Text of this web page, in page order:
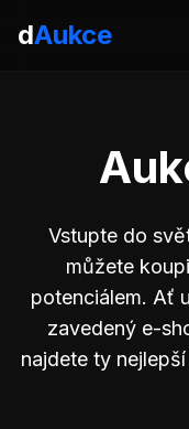
dAukce
Vstupte do
můžete
potenciálem. Ať
zavedený e-
najdete ty